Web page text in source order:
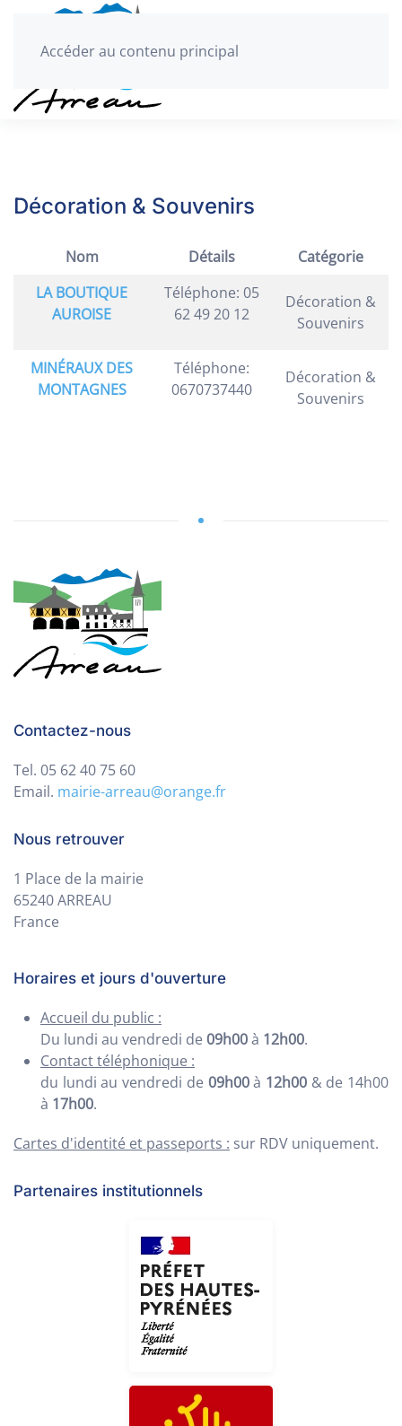
Accéder au contenu principal
Décoration & Souvenirs
Nom Détails
Catégorie
LA BOUTIQUE
AUROISE
Téléphone: 05
62 49 20 12
Décoration &
Souvenirs
MINÉRAUX DES
MONTAGNES
Téléphone:
0670737440
Décoration &
Souvenirs
Contactez-nous
Tel. 05 62 40 75 60
Email. mairie-arreau@orange.fr
Nous retrouver
1 Place de la mairie
65240 ARREAU
France
Horaires et jours d'ouverture
Accueil du public :
Du lundi au vendredi de 09h00à 12h00.
Contact téléphonique :
du lundi au vendredi de 09h00à 12h00& de 14h00
à 17h00.
Cartes d'identité et passeports : sur RDV uniquement.
Partenaires institutionnels